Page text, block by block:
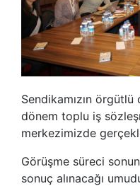
Sendikamızın
dönem toplu iş
merkezimizde
Görüşme süreci
sonuç alınacağı